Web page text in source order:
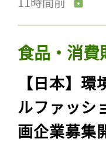
食品・消費
【日本】
ルファッシ
画企業募集